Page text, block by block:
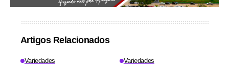
Artigos Relacionados
Variedades Variedades